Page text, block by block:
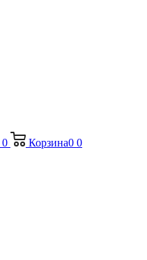
0 Корзина0 0